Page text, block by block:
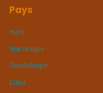
Pays
Haïti
Martinique
Guadeloupe
Cuba